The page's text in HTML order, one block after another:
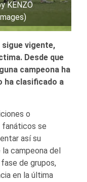
KENZO
sigue vigente,
Desde que
campeona ha
ha clasificado a
o
fanáticos se
así su
la campeona del
de grupos,
en la última